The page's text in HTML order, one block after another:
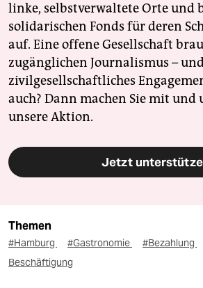
linke, selbstverwaltete Orte und
solidarischen Fonds für deren
auf. Eine offene Gesellschaft
zugänglichen Journalismus –
zivilgesellschaftliches
auch? Dann machen Sie mit und
unsere Aktion.
Jetzt
Themen
#Hamburg #Gastronomie #Bezahlung
Beschäftigung